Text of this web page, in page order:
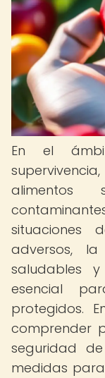
En el
situaciones
adversos,
saludables
esencial
protegidos.
comprender
seguridad
medidas